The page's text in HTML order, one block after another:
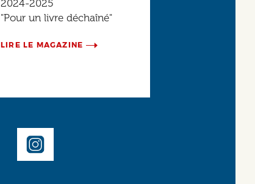
2024-2025
"Pour un livre déchaîné"
LIRE LE MAGAZINE